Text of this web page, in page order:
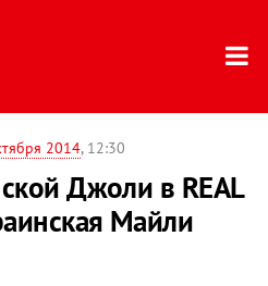
2014, 12:30
Джоли в REAL
Майли